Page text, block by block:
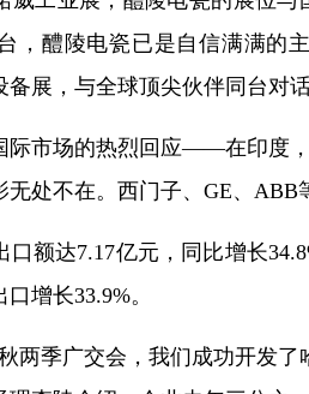
，醴陵电瓷已是自信满满的
备展，与全球顶尖伙伴同台对
际市场的热烈回应——在印度
处不在。西门子、GE、
口额达7.17亿元，同比增长
增长33.9%。
两季广交会，我们成功开发